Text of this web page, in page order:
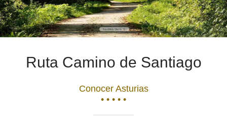
Ruta Camino de Santiago
Conocer Asturias
• • • • •